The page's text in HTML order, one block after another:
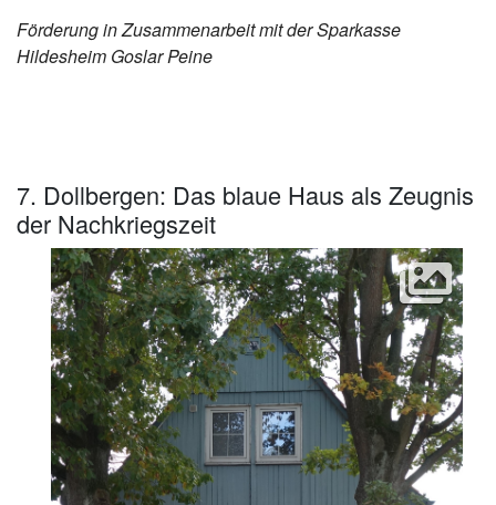
Förderung in Zusammenarbeit mit der Sparkasse
Hildesheim Goslar Peine
7. Dollbergen: Das blaue Haus als Zeugnis
der Nachkriegszeit